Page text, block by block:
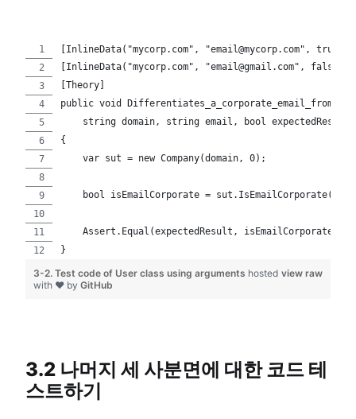
[InlineData("mycorp.com", "email@mycorp.com", true)]
[InlineData("mycorp.com", "email@gmail.com", false)]
[Theory]
public void
    string domain, string email, bool expectedResult)
{
    var sut = new Company(domain, 0);
bool isEmailCorporate =
    Assert.Equal(expectedResult, isEmailCorporate);
}
view raw
3-2. Test code of User class using arguments hosted
with ❤ by GitHub
3.2 나머지 세 사분면에 대한 코드 테
스트하기